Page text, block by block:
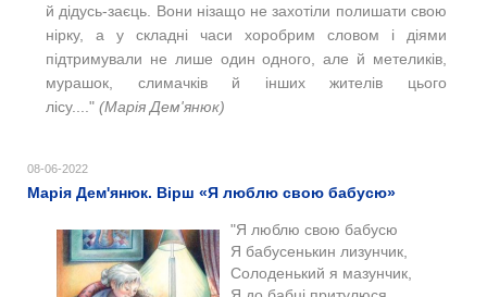
й дідусь-заєць. Вони нізащо не захотіли полишати свою
нірку, а у складні часи хоробрим словом і діями
підтримували не лише один одного, але й метеликів,
мурашок, слимачків й інших жителів цього
лісу...
." (Марія Дем'янюк)
08-06-2022
Марія Дем'янюк. Вірш «Я люблю свою бабусю»
"Я люблю свою бабусю
Я бабусенькин лизунчик,
Солоденький я мазунчик,